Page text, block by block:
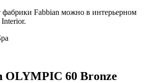
Fabbian можно в интерьерном
OLYMPIC 60 Bronze